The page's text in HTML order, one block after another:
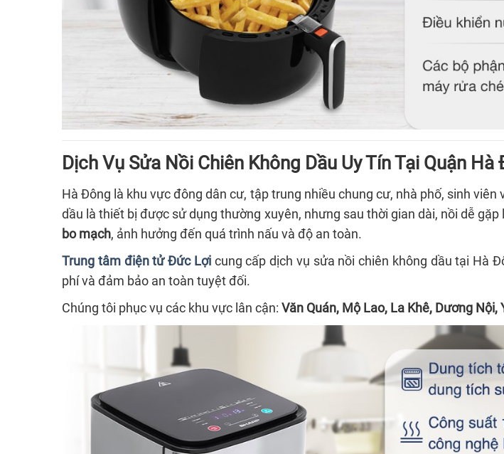
Dịch Vụ Sửa Nồi Chiên Không Dầu Uy Tín Tại Quận Hà
Hà Đông là khu vực đông dân cư, tập trung nhiều chung cư, nhà phố, sinh viên
dầu là thiết bị được sử dụng thường xuyên, nhưng sau thời gian dài, nồi dễ
bo mạch, ảnh hưởng đến quá trình nấu và độ an toàn.
Trung tâm điện tử Đức Lợi cung cấp dịch vụ sửa nồi chiên không dầu tại Hà
phí và đảm bảo an toàn tuyệt đối.
Chúng tôi phục vụ các khu vực lân cận: Văn Quán, Mộ Lao, La Khê, Dương Nội,